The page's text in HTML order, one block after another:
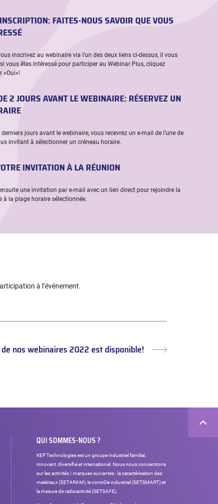
FAITES-NOUS SAVOIR QUE VOUS
inscrivez au webinaire via l’un des deux liens ci-dessus, il vous
vous êtes intéressé pour participer au Webinar Plus, cliquez
«Oui»!
2 JOURS AVANT LE WEBINAIRE: RÉSERVEZ UN
jours avant le webinaire, vous recevrez un e-mail de l’une de
invitant à sélectionner un créneau horaire.
INVITATION À LA RÉUNION
une invitation par e-mail avec un lien direct pour rejoindre la
à la plage horaire sélectionnée.
à l’événement.
Article
nos webinaires 2022 est disponible!
QUI SOMMES-NOUS ?
KEP Technologies est un groupe industriel familial,
innovant, diversifié et international. Nous nous concentrons
sur les activités / marques suivantes : la caractérisation des
matériaux (SETARAM), le contrôle industriel (SETSMART) et
la mesure de radioactivité (SETSAFE).